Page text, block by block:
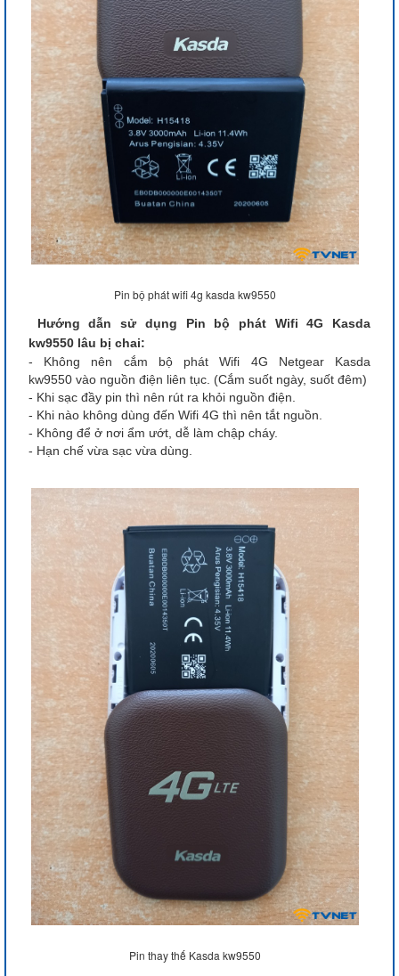
Pin bộ phát wifi 4g kasda kw9550
Hướng dẫn sử dụng Pin bộ phát Wifi 4G Kasda
kw9550 lâu bị chai:
- Không nên cắm bộ phát Wifi 4G Netgear Kasda
kw9550 vào nguồn điện liên tục. (Cắm suốt ngày, suốt đêm)
- Khi sạc đầy pin thì nên rút ra khỏi nguồn điện.
- Khi nào không dùng đến Wifi 4G thì nên tắt nguồn.
- Không để ở nơi ẩm ướt, dễ làm chập cháy.
- Hạn chế vừa sạc vừa dùng.
Pin thay thế Kasda kw9550